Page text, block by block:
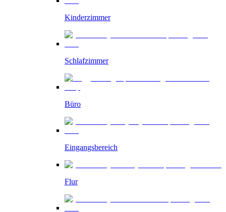
Kinderzimmer
Schlafzimmer
Büro
Eingangsbereich
Flur